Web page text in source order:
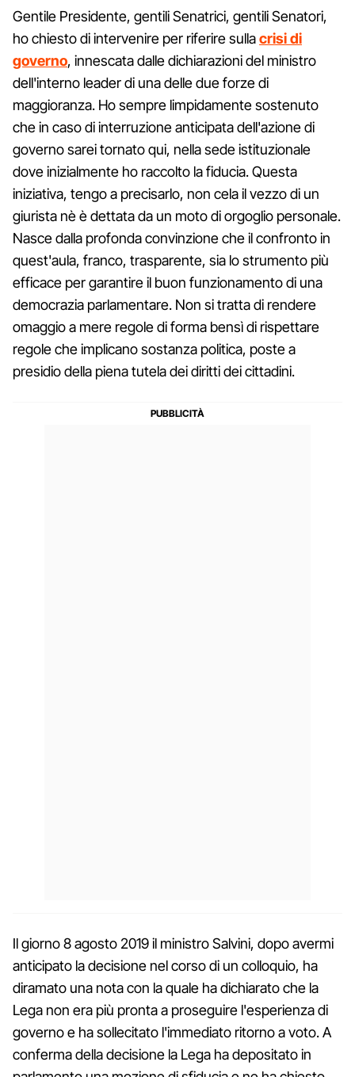
Gentile Presidente, gentili Senatrici, gentili Senatori,
ho chiesto di intervenire per riferire sullacrisi di
governo, innescata dalle dichiarazioni del ministro
dell'interno leader di una delle due forze di
maggioranza. Ho sempre limpidamente sostenuto
che in caso di interruzione anticipata dell'azione di
governo sarei tornato qui, nella sede istituzionale
dove inizialmente ho raccolto la fiducia. Questa
iniziativa, tengo a precisarlo, non cela il vezzo di un
giurista nè è dettata da un moto di orgoglio personale.
Nasce dalla profonda convinzione che il confronto in
quest'aula, franco, trasparente, sia lo strumento più
efficace per garantire il buon funzionamento di una
democrazia parlamentare. Non si tratta di rendere
omaggio a mere regole di forma bensì di rispettare
regole che implicano sostanza politica, poste a
presidio della piena tutela dei diritti dei cittadini.
Il giorno 8 agosto 2019 il ministro Salvini, dopo avermi
anticipato la decisione nel corso di un colloquio, ha
diramato una nota con la quale ha dichiarato che la
Lega non era più pronta a proseguire l'esperienza di
governo e ha sollecitato l'immediato ritorno a voto. A
conferma della decisione la Lega ha depositato in